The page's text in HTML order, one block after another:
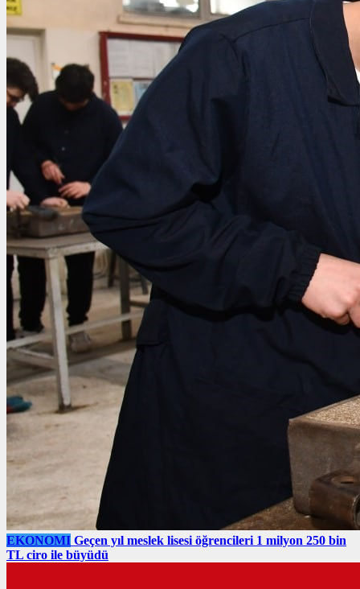
EKONOMI Geçen yıl meslek lisesi öğrencileri 1 milyon 250 bin
TL ciro ile büyüdü